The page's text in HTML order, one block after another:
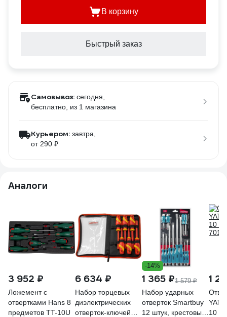
В корзину
Быстрый заказ
Самовывоз: сегодня,
бесплатно , из 1 магазина
Курьером: завтра,
от 290 ₽
Аналоги
3 952 ₽
Ложемент с
отвертками Hans 8
предметов TT-10U
6 634 ₽
Набор торцевых
диэлектрических
отверток-ключей
-14%
1 365 ₽1 579 ₽
Набор ударных
отверток Smartbuy
12 штук, крестовые
1
10